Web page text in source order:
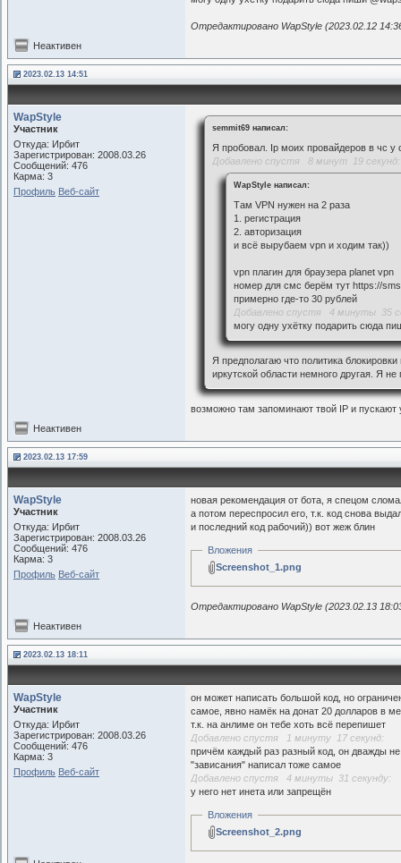
Отредактировано WapStyle (2023.02.12
Неактивен
2023.02.13 14:51
WapStyle
Участник
Откуда: Ирбит
Зарегистрирован: 2008.03.26
Сообщений: 476
Карма: 3
Профиль Веб-сайт
semmit69 написал:
Я пробовал. Ip моих провайдеров в чс у
Добавлено спустя 8 минут 19 секунд:
WapStyle написал:
Там VPN нужен на 2 раза
1. регистрация
2. авторизация
и всё вырубаем vpn и ходим так))
vpn плагин для браузера planet vpn
номер для смс берём тут https://
примерно где-то 30 рублей
Добавлено спустя 4 минуты 35
могу одну уxётку подарить сюда
Я предполагаю что политика
иркутской области немного другая. Я
возможно там запоминают твой IP и пускают
Неактивен
2023.02.13 17:59
WapStyle
Участник
Откуда: Ирбит
Зарегистрирован: 2008.03.26
Сообщений: 476
Карма: 3
Профиль Веб-сайт
новая рекомендация от бота, я спецом
а потом переспросил его, т.к. код снова
и последний код рабочий)) вот жеж блин
Вложения
Screenshot_1.png
Отредактировано WapStyle (2023.02.13
Неактивен
2023.02.13 18:11
WapStyle
Участник
Откуда: Ирбит
Зарегистрирован: 2008.03.26
Сообщений: 476
Карма: 3
Профиль Веб-сайт
он может написать большой код, но
самое, явно намёк на донат 20 долларов в
т.к. на анлиме он тебе хоть всё перепишет
Добавлено спустя 1 минуту 17 секунд:
причём каждый раз разный код, он дважды
"зависания" написал тоже самое
Добавлено спустя 4 минуты 31 секунду:
у него нет инета или запрещён
Вложения
Screenshot_2.png